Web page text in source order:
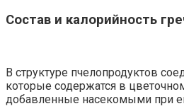
Состав и калорийность
В структуре пчелопродуктов
которые содержатся в
добавленные насекомыми при